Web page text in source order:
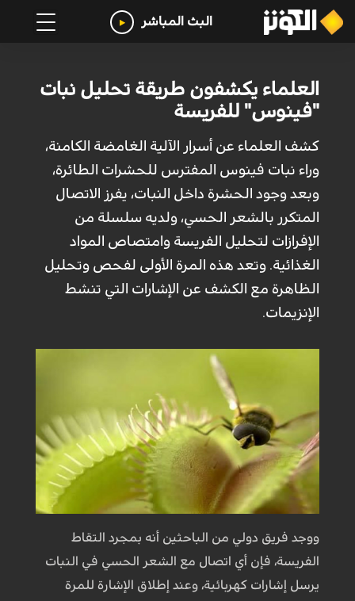
البث المباشر
العلماء يكشفون طريقة تحليل نبات
"فينوس" للفريسة
كشف العلماء عن أسرار الآلية الغامضة الكامنة،
وراء نبات فينوس المفترس للحشرات الطائرة،
وبعد وجود الحشرة داخل النبات، يفرز الاتصال
المتكرر بالشعر الحسي، ولديه سلسلة من
الإفرازات لتحليل الفريسة وامتصاص المواد
الغذائية. وتعد هذه المرة الأولى لفحص وتحليل
الظاهرة مع الكشف عن الإشارات التي تنشط
الإنزيمات.
ووجد فريق دولي من الباحثين أنه بمجرد التقاط
الفريسة، فإن أي اتصال مع الشعر الحسي في النبات
يرسل إشارات كهربائية، وعند إطلاق الإشارة للمرة